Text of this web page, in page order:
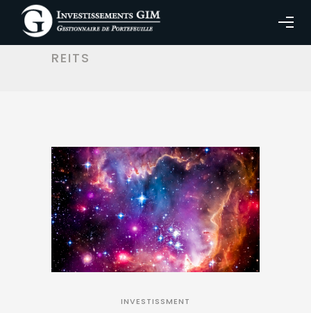
ARTICLES TAGGED WITH:
REITS
INVESTISSMENT